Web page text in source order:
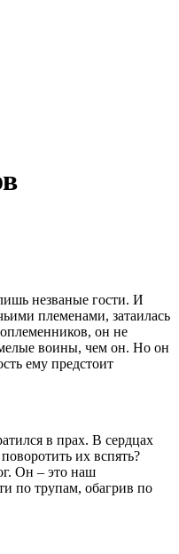
незваные гости. И
племенами, затаилась
он не
воины, чем он. Но он
ему предстоит
в прах. В сердцах
их вспять?
Он – это наш
по трупам, обагрив по